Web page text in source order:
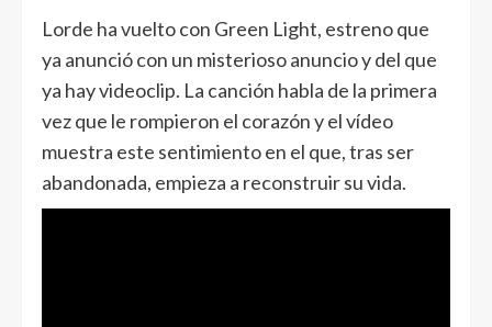
Lorde ha vuelto con Green Light, estreno que
ya anunció con un misterioso anuncio y del que
ya hay videoclip. La canción habla de la primera
vez que le rompieron el corazón y el vídeo
muestra este sentimiento en el que, tras ser
abandonada, empieza a reconstruir su vida.